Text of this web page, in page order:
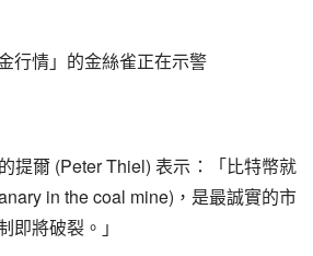
行情」的金絲雀正在示警
提爾 (Peter Thiel) 表示：「比特幣就
in the coal mine)，是最誠實的市
即將破裂。」